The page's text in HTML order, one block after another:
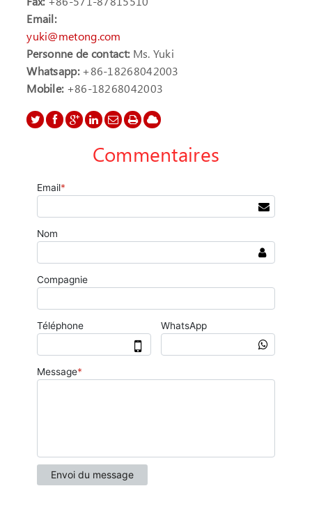
Email:
yuki@metong.com
Personne de contact: Ms. Yuki
Whatsapp:+86-18268042003
Mobile: +86-18268042003
Commentaires